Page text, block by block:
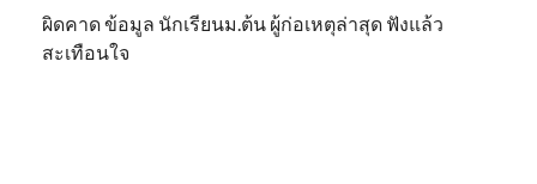
ผิดคาด ข้อมูล นักเรียนม.ต้น ผู้ก่อเหตุล่าสุด ฟังแล้ว
สะเทือนใจ